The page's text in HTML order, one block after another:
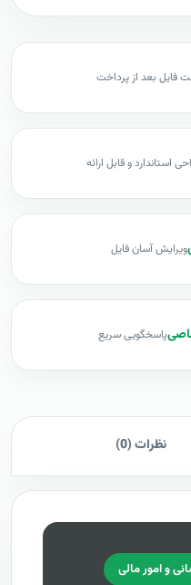
فایل بعد از پرداخت
استاندارد و قابل ارائه
ویرایش آسان فایل
پاسخگویی سریع
نظرات (0)
و امور مالی